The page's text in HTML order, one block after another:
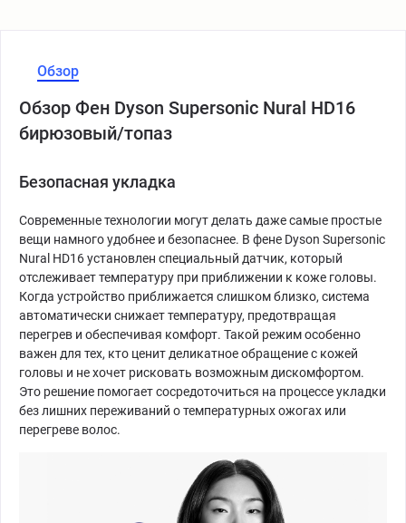
Обзор
Обзор Фен Dyson Supersonic Nural HD16
бирюзовый/топаз
Безопасная укладка
Современные технологии могут делать даже самые простые
вещи намного удобнее и безопаснее. В фене Dyson Supersonic
Nural HD16 установлен специальный датчик, который
отслеживает температуру при приближении к коже головы.
Когда устройство приближается слишком близко, система
автоматически снижает температуру, предотвращая
перегрев и обеспечивая комфорт. Такой режим особенно
важен для тех, кто ценит деликатное обращение с кожей
головы и не хочет рисковать возможным дискомфортом.
Это решение помогает сосредоточиться на процессе укладки
без лишних переживаний о температурных ожогах или
перегреве волос.